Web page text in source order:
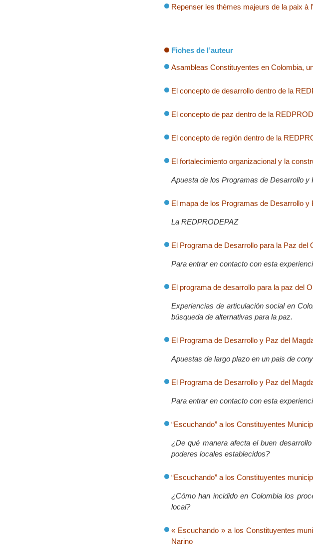
Repenser les thèmes majeurs de la paix à
Fiches de l’auteur
Asambleas Constituyentes en Colombia,
El concepto de desarrollo dentro de la
El concepto de paz dentro de la
El concepto de región dentro de la
El fortalecimiento organizacional y la
Apuesta de los Programas de Desarrollo
El mapa de los Programas de Desarrollo y
La REDPRODEPAZ
El Programa de Desarrollo para la Paz del
Para entrar en contacto con esta
El programa de desarrollo para la paz del
Experiencias de articulación social en
búsqueda de alternativas para la paz.
El Programa de Desarrollo y Paz del
Apuestas de largo plazo en un pais de
El Programa de Desarrollo y Paz del
Para entrar en contacto con esta
“Escuchando” a los Constituyentes
¿De qué manera afecta el buen
poderes locales establecidos?
“Escuchando” a los Constituyentes
¿Cómo han incidido en Colombia los
local?
« Escuchando » a los Constituyentes
Narino